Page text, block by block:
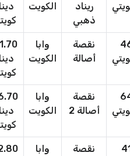
ريناد
ذهبي
الكويت
نقصة
أصالة
وابا
الكويت
نقصة
أصالة 2
وابا
الكويت
نقصة
وابا